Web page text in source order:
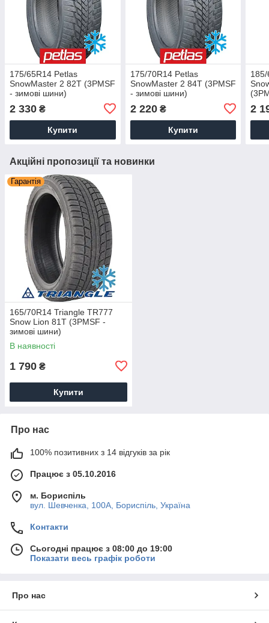
175/65R14 Petlas
SnowMaster 2 82T (3PMSF
- зимові шини)
2 330 ₴
Купити
175/70R14 Petlas
SnowMaster 2 84T (3PMSF
- зимові шини)
2 220₴
Купити
2
Акційні пропозиції та новинки
Гарантія
165/70R14 Triangle TR777
Snow Lion 81T (3PMSF -
зимові шини)
В наявності
1 790 ₴
Купити
Про нас
100% позитивних з 14 відгуків за рік
Працює з 05.10.2016
м. Бориспіль
вул. Шевченка, 100А, Бориспіль, Україна
Контакти
Сьогодні працює з 08:00 до 19:00
Показати весь графік роботи
Про нас